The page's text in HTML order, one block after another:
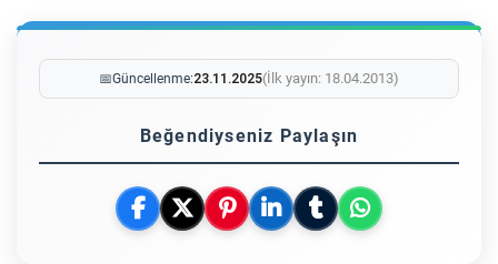
📅Güncellenme:23.11.2025(İlk yayın: 18.04.2013)
Beğendiyseniz Paylaşın